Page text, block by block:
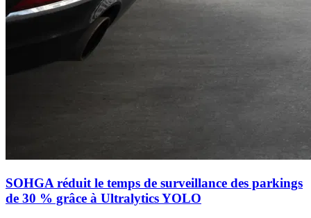
SOHGA réduit le temps de surveillance des parkings
de 30 % grâce à Ultralytics YOLO